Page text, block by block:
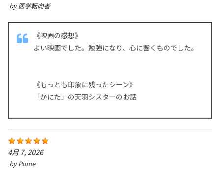
by医学転向者
《映画の感想》
よい映画でした。勉強になり、心に響くものでした。
《もっとも印象に残ったシーン》
「かにた」の天羽シスターのお話
4月 7, 2026
byPome